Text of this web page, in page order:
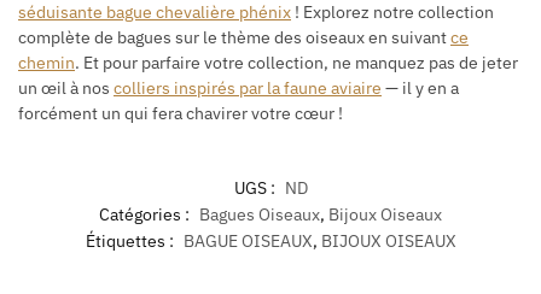
séduisante bague chevalière phénix ! Explorez notre collection
complète de bagues sur le thème des oiseaux en suivantce
chemin. Et pour parfaire votre collection, ne manquez pas de jeter
un œil à nos colliers inspirés par la faune aviaire — il y en a
forcément un qui fera chavirer votre cœur !
UGS : ND
Catégories : Bagues Oiseaux, Bijoux Oiseaux
Étiquettes : BAGUE OISEAUX, BIJOUX OISEAUX